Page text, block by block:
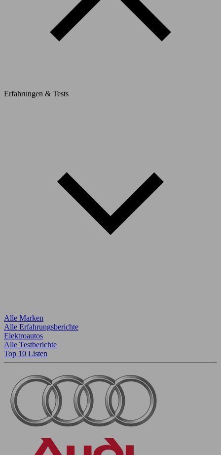
Erfahrungen & Tests
Alle Marken
Alle Erfahrungsberichte
Elektroautos
Alle Testberichte
Top 10 Listen